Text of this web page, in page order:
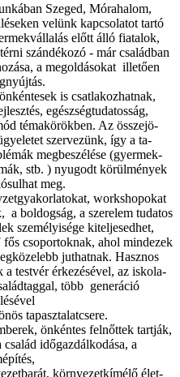
Szeged, Mórahalom,
velünk kapcsolatot tartó
előtt álló fiatalok,
szándékozó - már családban
a megoldásokat illetően
is csatlakozhatnak,
egészségtudatosság,
témakörökben. Az összejö-
szervezünk, így a ta-
megbeszélése (gyermek-
stb. ) nyugodt körülmények
meg.
workshopokat
boldogság, a szerelem tudatos
személyisége kiteljesedhet,
csoportoknak, ahol mindezek
juthatnak. Hasznos
testvér érkezésével, az iskola-
több generáció
tapasztalatcsere.
önkéntes felnőttek tartják,
időgazdálkodása, a
környezetkímélő élet-